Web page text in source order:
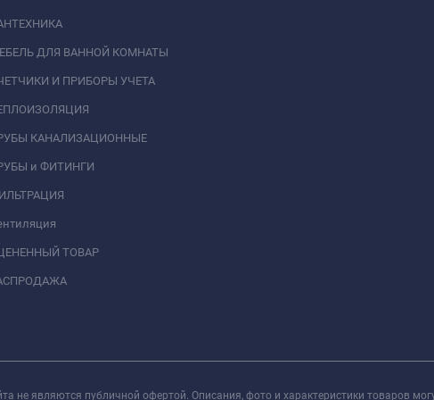
ДЛЯ ВАННОЙ КОМНАТЫ
И ПРИБОРЫ УЧЕТА
КАНАЛИЗАЦИОННЫЕ
и ФИТИНГИ
ТОВАР
являются публичной офертой. Описания, фото и характеристики товаров